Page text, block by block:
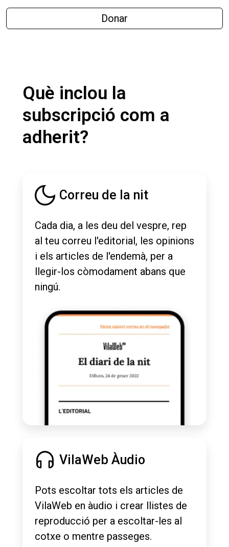
Donar
Què inclou la
subscripció com a
adherit?
Correu de la nit
Cada dia, a les deu del vespre, rep
al teu correu l'editorial, les opinions
i els articles de l'endemà, per a
llegir-los còmodament abans que
ningú.
VilaWeb Àudio
Pots escoltar tots els articles de
VilaWeb en àudio i crear llistes de
reproducció per a escoltar-les al
cotxe o mentre passeges.